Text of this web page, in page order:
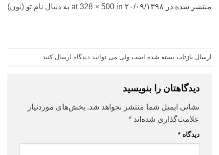
منتشر شده در ۲۰/۰۹/۱۳۹۸ 328 × 500 in به دنبال نام تو (نون)
ارسال بازتاب بسته شده است ولی می توانید دیدگاه ارسال کنید
دیدگاهتان را بنویسید
نشانی ایمیل شما منتشر نخواهد شد. بخش‌های موردنیاز
علامت‌گذاری شده‌اند *
دیدگاه*